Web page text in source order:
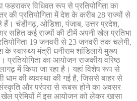
फहराकर विधिवत रूप से प्रतियोगिता का
की प्रतियोगिता में देश के करीब 28 राज्यों से
हैं। चंडीगढ़, ओडिशा, पंजाब, उत्तर प्रदेश,
सहित कई राज्यों की टीमें अपनी खेल प्रतिभा
19 जनवरी से 23 जनवरी तक चलेगी,
स्वास्थ्य मंत्री धनीराम शांडिलाये मुख्य
का आयोजन राजकीय वरिष्ठ
में किया जा रहा है। यहां विशेष रूप से
धाम की व्यवस्था की गई है, जिससे बाहर से
और परंपरा से रूबरू होने का अवसर
प्रेमियों में इस आयोजन को लेकर खासा